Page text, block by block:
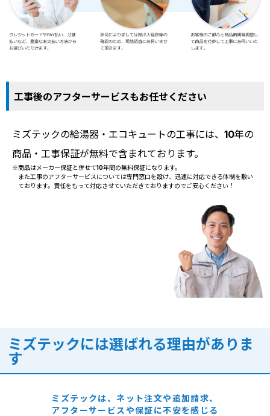
工事後のアフターサービスもお任せください
ミズテックの給湯器・エコキュートの工事には、10年の
商品・工事保証が無料で含まれております。
※商品はメーカー保証と併せて10年間の無料保証になります。
また工事のアフターサービスについては専門窓口を設け、迅速に対応できる体制を敷い
ております。責任をもって対応させていただきておりますのでご安心ください！
ミズテックには選ばれる理由がありま
す
ミズテックは、ネット注文や追加請求、
アフターサービスや保証に不安を感じる